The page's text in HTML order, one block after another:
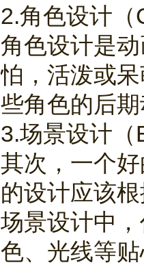
2.角色设计
角色设计是
怕，活泼或
些角色的后
3.场景设计
其次，一个
的设计应该
场景设计中
色、光线等